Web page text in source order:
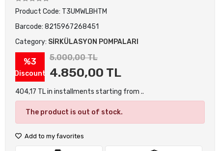
Product Code: T3UMWLBHTM
Barcode: 8215967268451
Category: SİRKÜLASYON POMPALARI
%3
Discount
5.000,00 TL
4.850,00 TL
404,17 TL in installments starting from ..
The product is out of stock.
Add to my favorites